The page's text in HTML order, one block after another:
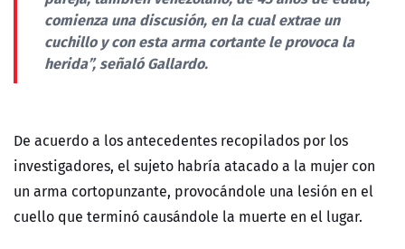
comienza una discusión, en la cual extrae un
cuchillo y con esta arma cortante le provoca la
herida”, señaló Gallardo.
De acuerdo a los antecedentes recopilados por los
investigadores, el sujeto habría atacado a la mujer con
un arma cortopunzante, provocándole una lesión en el
cuello que terminó causándole la muerte en el lugar.